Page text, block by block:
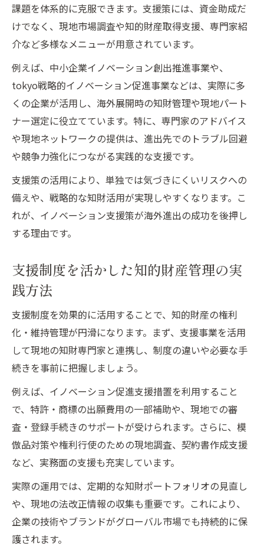
課題を体系的に克服できます。支援策には、資金助成だ
けでなく、現地市場調査や知的財産取得支援、専門家紹
介など多様なメニューが用意されています。
例えば、中小企業イノベーション創出推進事業や、
tokyo戦略的イノベーション促進事業などは、実際に多
くの企業が活用し、海外展開時の知財管理や現地パート
ナー選定に役立てています。特に、専門家のアドバイス
や現地ネットワークの提供は、進出先でのトラブル回避
や競争力強化につながる実践的な支援です。
支援策の活用により、単独では気づきにくいリスクへの
備えや、戦略的な知財活用が実現しやすくなります。こ
れが、イノベーション支援策が海外進出の成功を後押し
する理由です。
支援制度を活かした知的財産管理の実
践方法
支援制度を効果的に活用することで、知的財産の権利
化・維持管理が円滑になります。まず、支援事業を活用
して現地の知財専門家と連携し、制度の違いや必要な手
続きを事前に把握しましょう。
例えば、イノベーション促進支援措置を利用すること
で、特許・商標の出願費用の一部補助や、現地での審
査・登録手続きのサポートが受けられます。さらに、模
倣品対策や権利行使のための現地調査、契約書作成支援
など、実務面の支援も充実しています。
実際の運用では、定期的な知財ポートフォリオの見直し
や、現地の法改正情報の収集も重要です。これにより、
企業の技術やブランドがグローバル市場でも持続的に保
護されます。